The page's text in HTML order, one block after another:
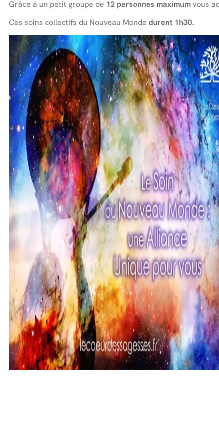
Grâce à un petit groupe de 12 personnes maximumvous
Ces soins collectifs du Nouveau Monde durent 1h30.